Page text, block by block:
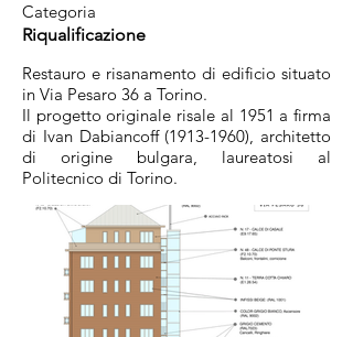
Categoria
Riqualificazione
Restauro e risanamento di edificio situato
in Via Pesaro 36 a Torino.
Il progetto originale risale al 1951 a firma
di Ivan Dabiancoff(1913-1960), architetto
di origine bulgara, laureatosi al
Politecnico di Torino.